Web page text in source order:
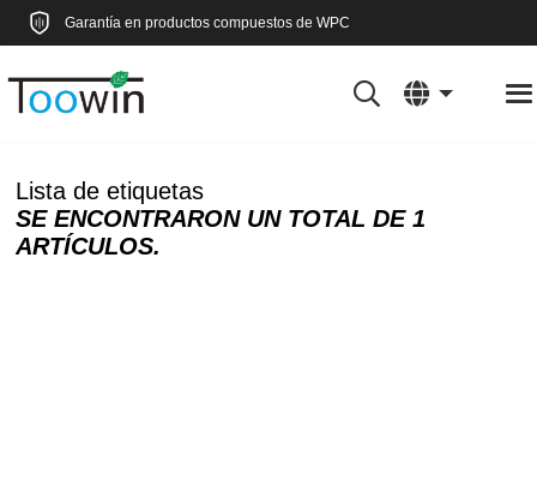
Garantía en productos compuestos de WPC
Lista de etiquetas
SE ENCONTRARON UN TOTAL DE 1
ARTÍCULOS.